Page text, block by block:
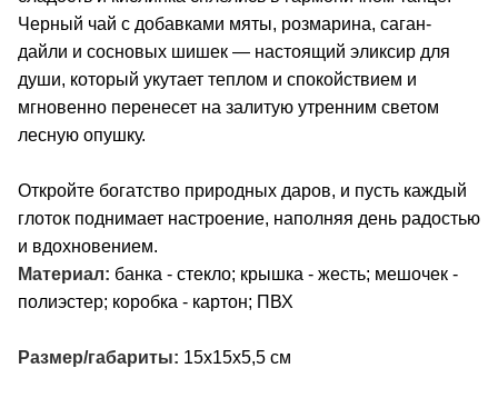
Черный чай с добавками мяты, розмарина, саган-
дайли и сосновых шишек — настоящий эликсир для
души, который укутает теплом и спокойствием и
мгновенно перенесет на залитую утренним светом
лесную опушку.
Откройте богатство природных даров, и пусть каждый
глоток поднимает настроение, наполняя день радостью
и вдохновением.
Материал: банка - стекло; крышка - жесть; мешочек -
полиэстер; коробка - картон; ПВХ
Размер/габариты: 15х15х5,5 см